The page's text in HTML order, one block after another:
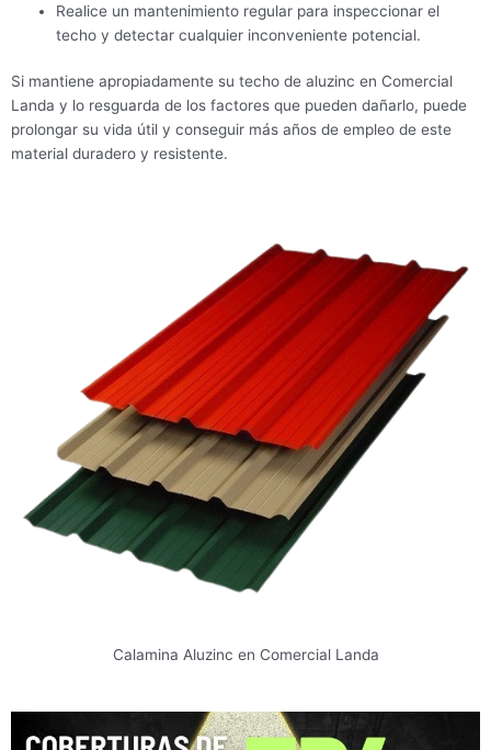
Realice un mantenimiento regular para inspeccionar el
techo y detectar cualquier inconveniente potencial.
Si mantiene apropiadamente su techo de aluzinc en Comercial
Landa y lo resguarda de los factores que pueden dañarlo, puede
prolongar su vida útil y conseguir más años de empleo de este
material duradero y resistente.
Calamina Aluzinc en Comercial Landa